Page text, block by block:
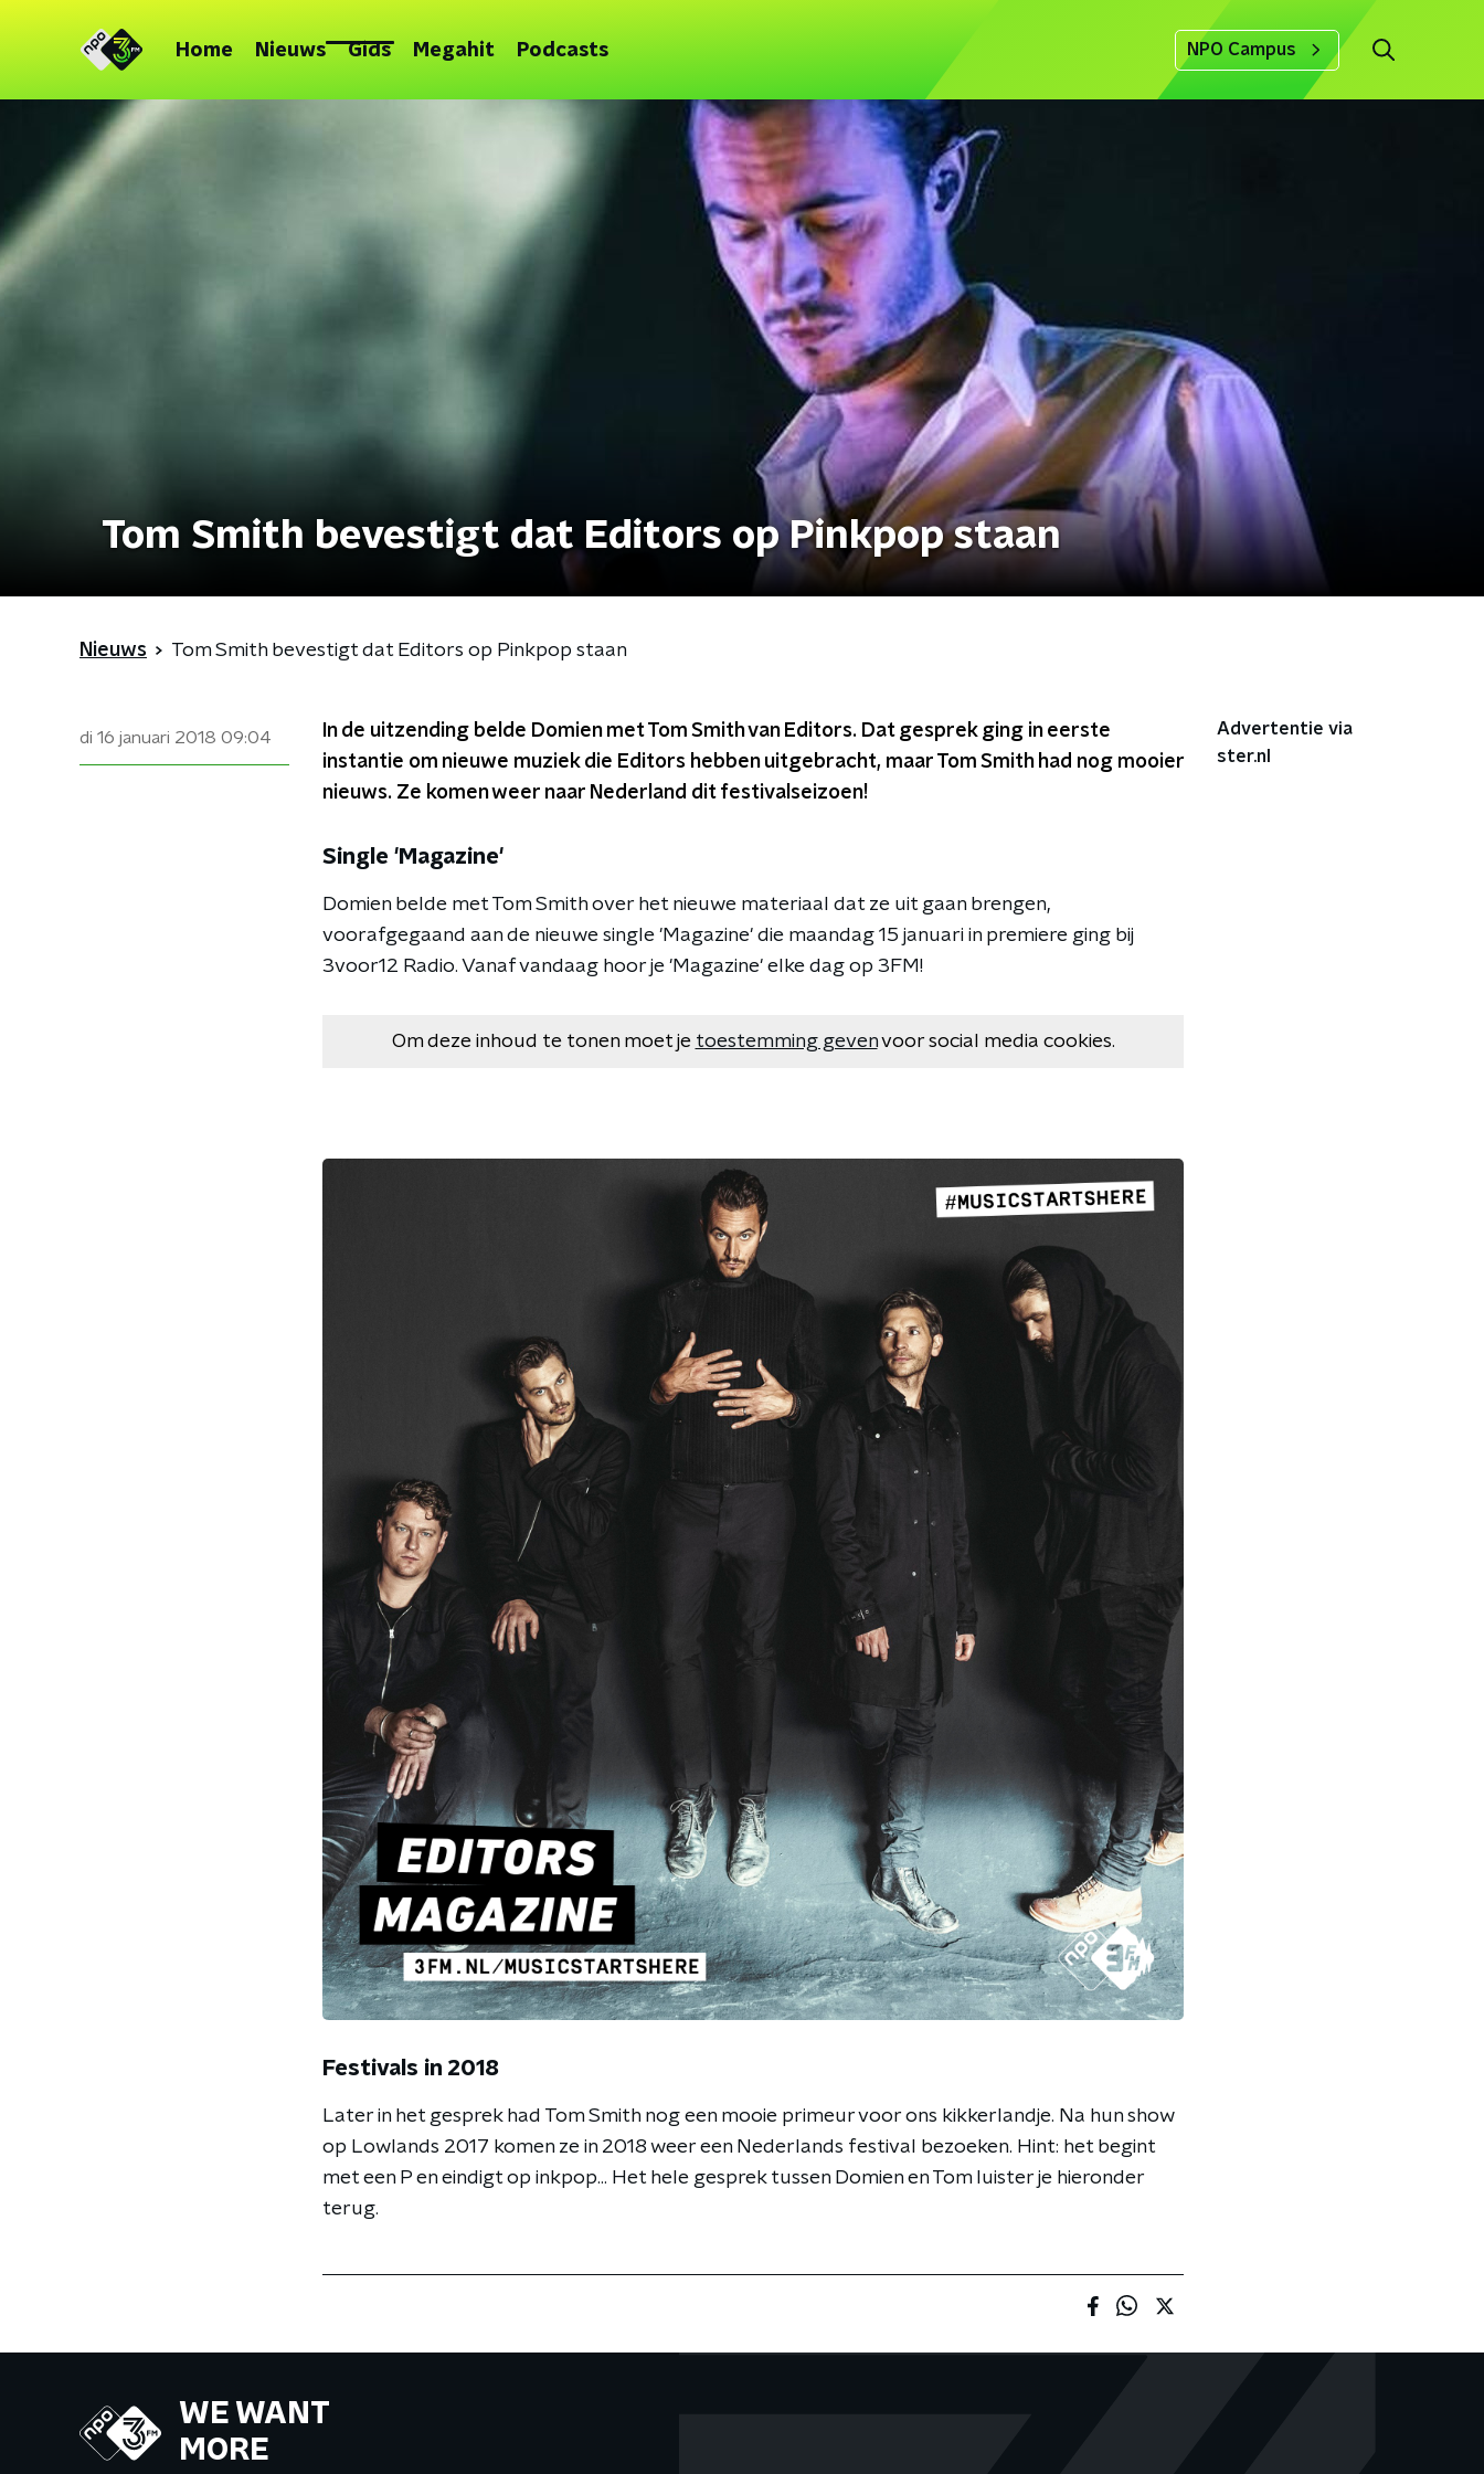
Home Nieuws Gids Megahit Podcasts NPO Campus
Tom Smith bevestigt dat Editors op Pinkpop staan
Nieuws Tom Smith bevestigt dat Editors op Pinkpop staan
di 16 januari 2018 09:04
In de uitzending belde Domien met Tom Smith van Editors. Dat gesprek ging in eerste
instantie om nieuwe muziek die Editors hebben uitgebracht, maar Tom Smith had nog mooier
nieuws. Ze komen weer naar Nederland dit festivalseizoen!
Single 'Magazine'
Domien belde met Tom Smith over het nieuwe materiaal dat ze uit gaan brengen,
voorafgegaand aan de nieuwe single 'Magazine' die maandag 15 januari in premiere ging bij
3voor12 Radio. Vanaf vandaag hoor je 'Magazine' elke dag op 3FM!
Om deze inhoud te tonen moet je toestemming gevenvoor social media cookies.
Festivals in 2018
Later in het gesprek had Tom Smith nog een mooie primeur voor ons kikkerlandje. Na hun show
op Lowlands 2017 komen ze in 2018 weer een Nederlands festival bezoeken. Hint: het begint
met een P en eindigt op inkpop... Het hele gesprek tussen Domien en Tom luister je hieronder
terug.
Advertentie via
ster.nl
WE WANT
MORE